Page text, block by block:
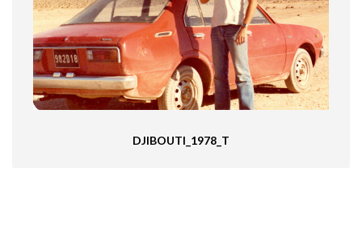
DJIBOUTI_1978_T